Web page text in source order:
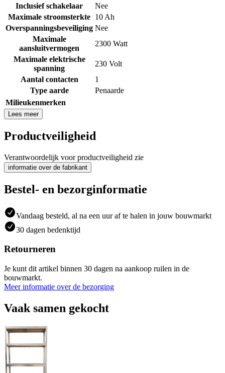
Inclusief schakelaar
Nee
Maximale stroomsterkte 10 Ah
Overspanningsbeveiliging Nee
Maximale
aansluitvermogen
2300 Watt
Maximale elektrische
spanning
230 Volt
Aantal contacten
1
Type aarde
Penaarde
Milieukenmerken
Lees meer
Productveiligheid
Verantwoordelijk voor productveiligheid zie
informatie over de fabrikant
Bestel- en bezorginformatie
Vandaag besteld, al na een uur af te halen in jouw bouwmarkt
30 dagen bedenktijd
Retourneren
Je kunt dit artikel binnen 30 dagen na aankoop ruilen in de
bouwmarkt.
Meer informatie over de bezorging
Vaak samen gekocht